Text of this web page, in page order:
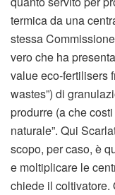
termica da una
stessa
vero che ha
value eco-fertilisers
wastes”) di
produrre (a che
naturale”. Qui
scopo, per caso, è
e moltiplicare le
chiede il coltivatore.